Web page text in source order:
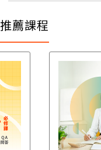
推薦課程